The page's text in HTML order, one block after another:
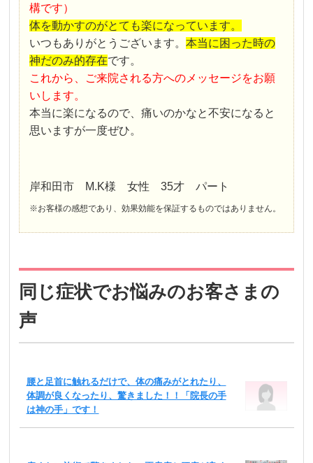
構です）
体を動かすのがとても楽になっています。
いつもありがとうございます。本当に困った時の
神だのみ的存在です。
これから、ご来院される方へのメッセージをお願
いします。
本当に楽になるので、痛いのかなと不安になると
思いますが一度ぜひ。
岸和田市 M.K様 女性 35才 パート
※お客様の感想であり、効果効能を保証するものではありません。
同じ症状でお悩みのお客さまの
声
腰と足首に触れるだけで、体の痛みがとれたり、
体調が良くなったり、驚きました！！「院長の手
は神の手」です！